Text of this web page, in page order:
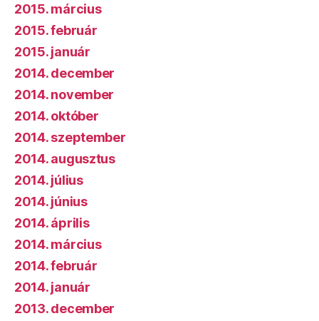
2015. március
2015. február
2015. január
2014. december
2014. november
2014. október
2014. szeptember
2014. augusztus
2014. július
2014. június
2014. április
2014. március
2014. február
2014. január
2013. december